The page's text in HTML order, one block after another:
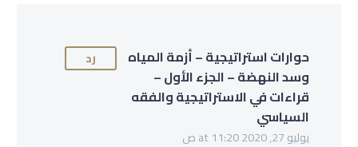
حوارات استراتيجية – أزمة المياه
وسد النهضة – الجزء الأول –
قراءات في الاستراتيجية والفقه
السياسي
يوليو 27, 2020 at 11:20 ص
رد